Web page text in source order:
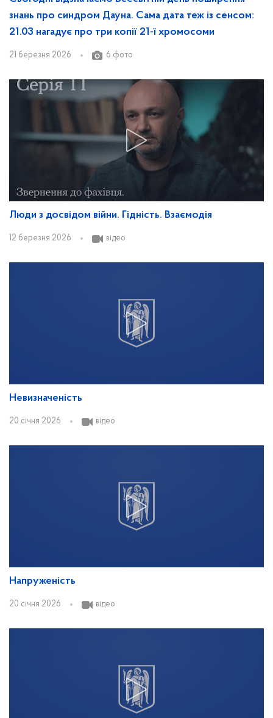
знань про синдром Дауна. Сама дата теж із сенсом:
21.03 нагадує про три копії 21-ї хромосоми
21 березня 2026 6 фото
Люди з досвідом війни. Гідність. Взаємодія
12 березня 2026 відео
Невизначеність
20 січня 2026 відео
Напруженість
20 січня 2026 відео